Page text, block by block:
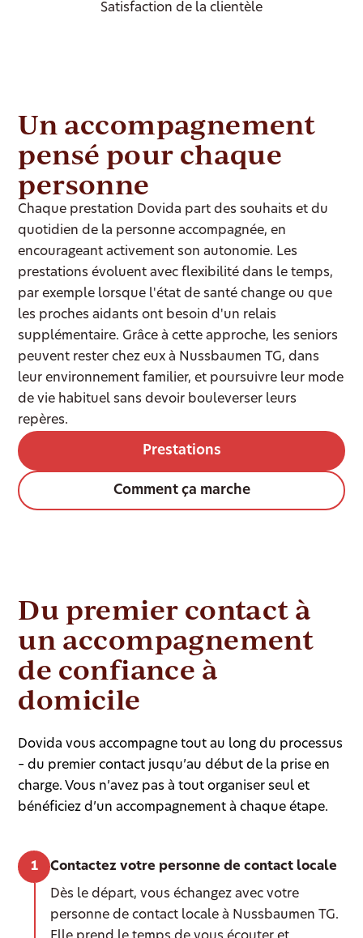
Satisfaction de la clientèle
Un accompagnement
pensé pour chaque
personne
Chaque prestation Dovida part des souhaits et du
quotidien de la personne accompagnée, en
encourageant activement son autonomie. Les
prestations évoluent avec flexibilité dans le temps,
par exemple lorsque l'état de santé change ou que
les proches aidants ont besoin d'un relais
supplémentaire. Grâce à cette approche, les seniors
peuvent rester chez eux à Nussbaumen TG, dans
leur environnement familier, et poursuivre leur mode
de vie habituel sans devoir bouleverser leurs
repères.
Prestations
Comment ça marche
Du premier contact à
un accompagnement
de confiance à
domicile
Dovida vous accompagne tout au long du processus
– du premier contact jusqu’au début de la prise en
charge. Vous n’avez pas à tout organiser seul et
bénéficiez d’un accompagnement à chaque étape.
Contactez votre personne de contact locale
Dès le départ, vous échangez avec votre
personne de contact locale à Nussbaumen TG.